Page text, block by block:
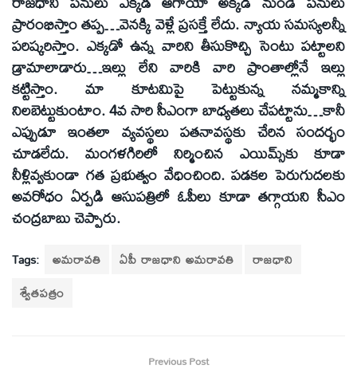
ప్రారంభిస్తాం తప్ప…వెనక్కి వెళ్లే ప్రసక్తే లేదు. న్యాయ సమస్యలన్నీ
పరిష్కరిస్తాం. ఎక్కడో ఉన్న వారిని తీసుకొచ్చి సెంటు పట్టాలని
డ్రామాలాడారు…ఇల్లు లేని వారికి వారి ప్రాంతాల్లోనే ఇల్లు
కట్టిస్తాం. మా కూటమిపై పెట్టుకున్న నమ్మకాన్ని
నిలబెట్టుకుంటాం. 4వ సారి సీఎంగా బాధ్యతలు చేపట్టాను…కానీ
ఎప్పుడూ ఇంతలా వ్యవస్థలు పతనావస్థకు చేరిన సందర్భం
చూడలేదు. మంగళగిరిలో నిర్మించిన ఎయిమ్స్‌కు కూడా
నీళ్లివ్వకుండా గత ప్రభుత్వం వేధించింది. పడకల పెరుగుదలకు
అవరోధం ఏర్పడి ఆసుపత్రిలో ఓపీలు కూడా తగ్గాయని సీఎం
చంద్రబాబు చెప్పారు.
Tags: అమరావతి ఏపీ రాజధాని అమరావతి
రాజధాని
శ్వేతపత్రం
Previous Post